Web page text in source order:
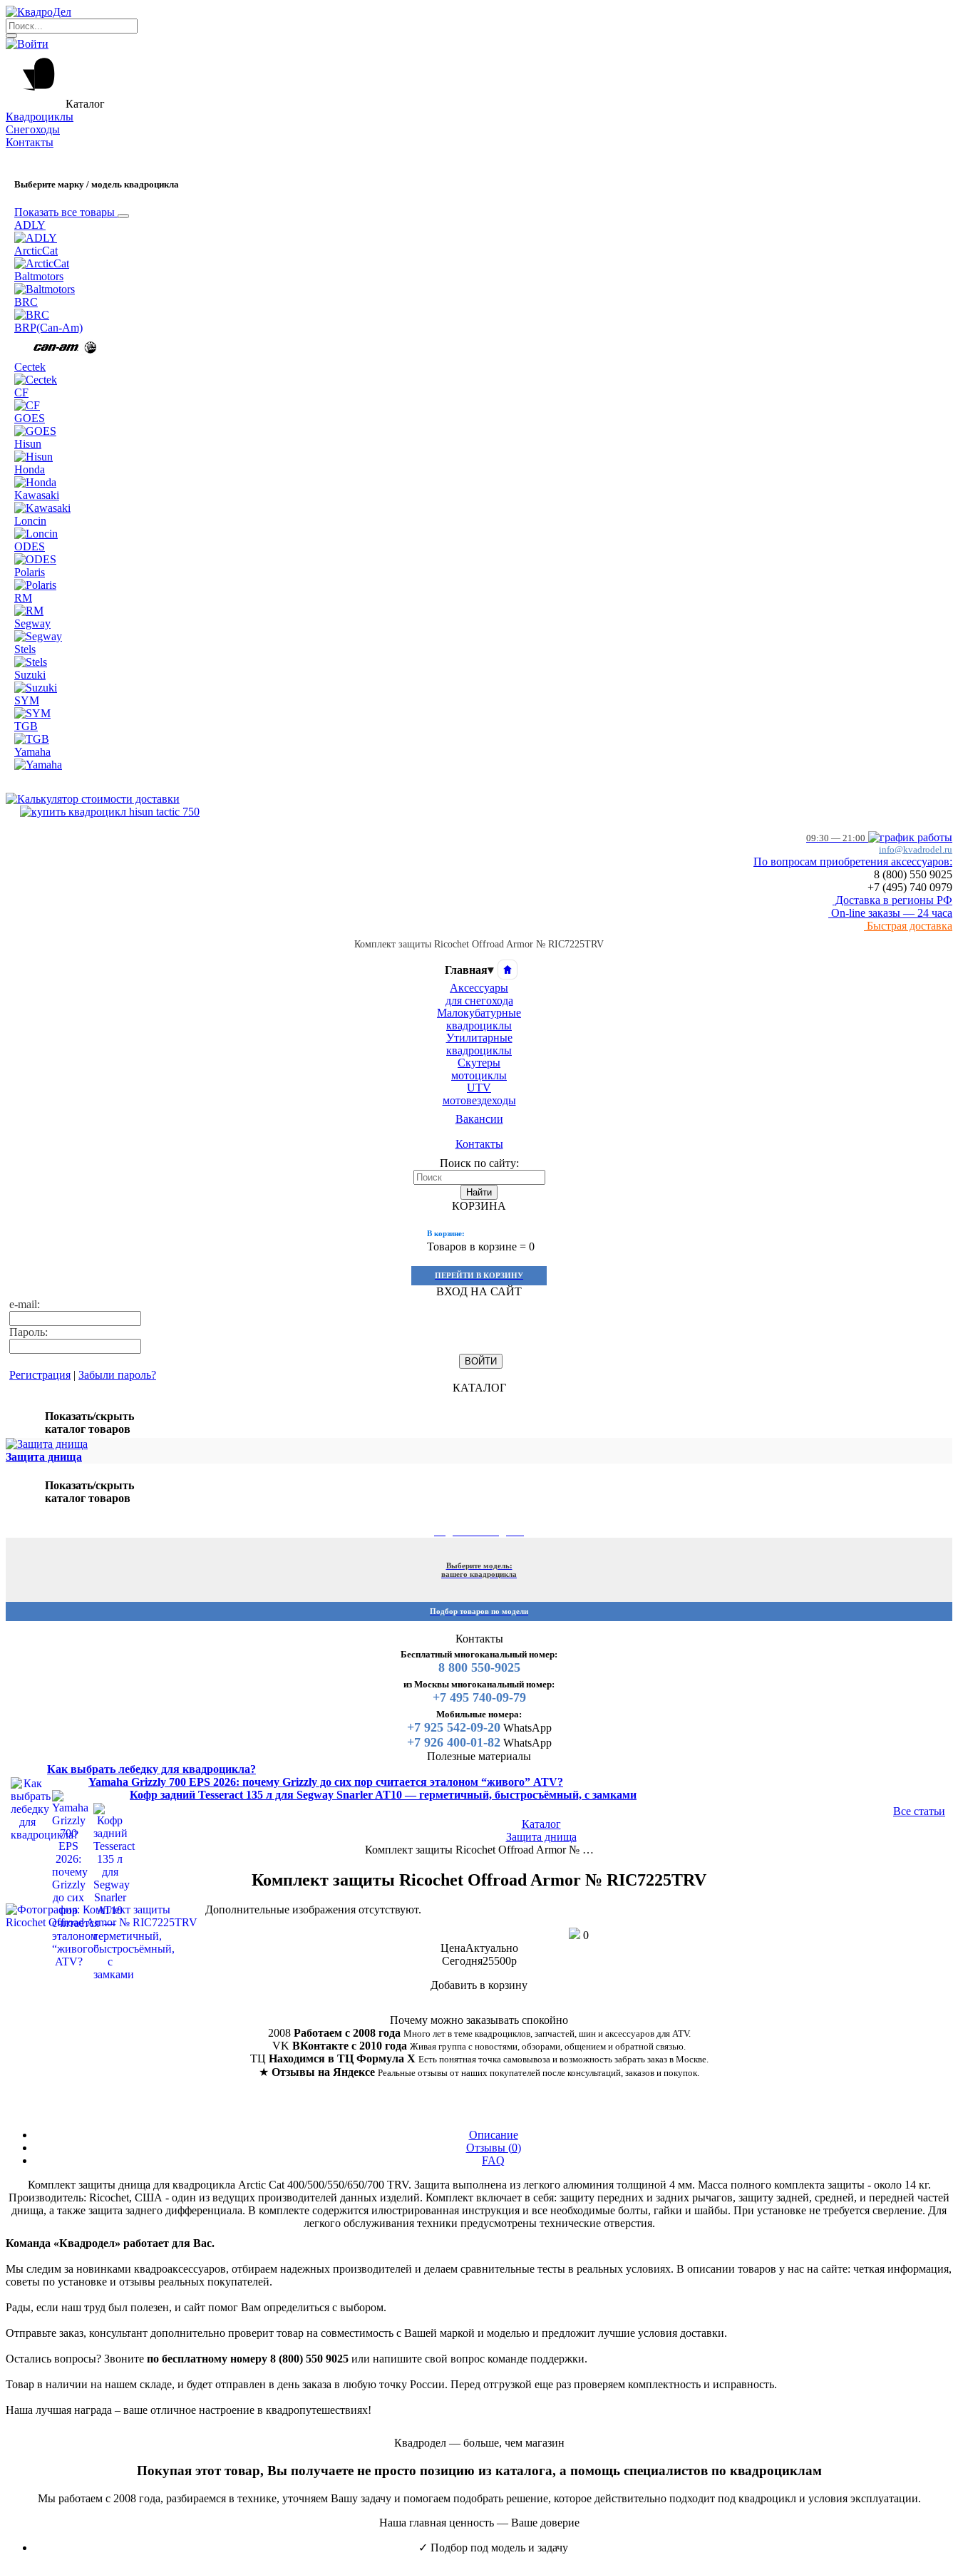
Каталог
Квадроциклы
Снегоходы
Контакты
Выберите марку / модель квадроцикла
Показать все товары
ADLY
ArcticCat
Baltmotors
BRC
BRP(Can-Am)
Cectek
CF
GOES
Hisun
Honda
Kawasaki
Loncin
ODES
Polaris
RM
Segway
Stels
Suzuki
SYM
TGB
Yamaha
09:30 — 21:00
info@kvadrodel.ru
По вопросам приобретения аксессуаров:
8 (800) 550 9025
+7 (495) 740 0979
Доставка в регионы РФ
On-line заказы — 24 часа
Быстрая доставка
Комплект защиты Ricochet Offroad Armor № RIC7225TRV
Главная▾
Аксессуары
для снегохода
Малокубатурные
квадроциклы
Утилитарные
квадроциклы
Скутеры
мотоциклы
UTV
мотовездеходы
Вакансии
Контакты
Поиск по сайту:
Найти
КОРЗИНА
В корзине:
Товаров в корзине = 0
ПЕРЕЙТИ В КОРЗИНУ
ВХОД НА САЙТ
e-mail:
Пароль:
Регистрация | Забыли пароль?
КАТАЛОГ
Показать/скрыть
каталог товаров
Защита днища
Показать/скрыть
каталог товаров
Выберите модель:
вашего квадроцикла
Подбор товаров по модели
Контакты
Бесплатный многоканальный номер:
8 800 550-9025
из Москвы многоканальный номер:
+7 495 740-09-79
Мобильные номера:
+7 925 542-09-20WhatsApp
+7 926 400-01-82WhatsApp
Полезные материалы
Как выбрать лебедку для квадроцикла?
Yamaha Grizzly 700 EPS 2026: почему Grizzly до сих пор считается эталоном “живого” ATV?
Кофр задний Tesseract 135 л для Segway Snarler AT10 — герметичный, быстросъёмный, с замками
Все статьи
Каталог
Защита днища
Комплект защиты Ricochet Offroad Armor № …
Комплект защиты Ricochet Offroad Armor № RIC7225TRV
Дополнительные изображения отсутствуют.
0
ЦенаАктуально
Сегодня25500p
Добавить в корзину
Почему можно заказывать спокойно
2008 Работаем с 2008 года Много лет в теме квадроциклов, запчастей, шин и аксессуаров для ATV.
VK ВКонтакте с 2010 года Живая группа с новостями, обзорами, общением и обратной связью.
ТЦ Находимся в ТЦ Формула Х Есть понятная точка самовывоза и возможность забрать заказ в Москве.
★ Отзывы на Яндексе Реальные отзывы от наших покупателей после консультаций, заказов и покупок.
Описание
Отзывы (0)
FAQ
Комплект защиты днища для квадроцикла Arctic Cat 400/500/550/650/700 TRV. Защита выполнена из легкого алюминия толщиной 4 мм. Масса полного комплекта защиты - около 14 кг.
Производитель: Ricochet, США - один из ведущих производителей данных изделий. Комплект включает в себя: защиту передних и задних рычагов, защиту задней, средней, и передней частей
днища, а также защита заднего дифференциала. В комплекте содержится илюстрированная инструкция и все необходимые болты, гайки и шайбы. При установке не требуется сверление. Для
легкого обслуживания техники предусмотрены технические отверстия.
Команда «Квадродел» работает для Вас.
Мы следим за новинками квадроаксессуаров, отбираем надежных производителей и делаем сравнительные тесты в реальных условиях. В описании товаров у нас на сайте: четкая информация,
советы по установке и отзывы реальных покупателей.
Рады, если наш труд был полезен, и сайт помог Вам определиться с выбором.
Отправьте заказ, консультант дополнительно проверит товар на совместимость с Вашей маркой и моделью и предложит лучшие условия доставки.
Остались вопросы? Звоните по бесплатному номеру 8 (800) 550 9025 или напишите свой вопрос команде поддержки.
Товар в наличии на нашем складе, и будет отправлен в день заказа в любую точку России. Перед отгрузкой еще раз проверяем комплектность и исправность.
Наша лучшая награда – ваше отличное настроение в квадропутешествиях!
Квадродел — больше, чем магазин
Покупая этот товар, Вы получаете не просто позицию из каталога, а помощь специалистов по квадроциклам
Мы работаем с 2008 года, разбираемся в технике, уточняем Вашу задачу и помогаем подобрать решение, которое действительно подходит под квадроцикл и условия эксплуатации.
Наша главная ценность — Ваше доверие
✓ Подбор под модель и задачу